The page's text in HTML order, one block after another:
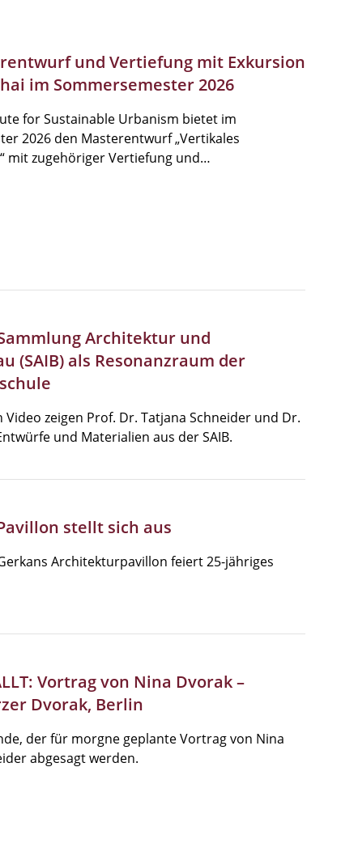
und Vertiefung mit Exkursion
im Sommersemester 2026
for Sustainable Urbanism bietet im
2026 den Masterentwurf „Vertikales
mit zugehöriger Vertiefung und…
Architektur und
(SAIB) als Resonanzraum der
Video zeigen Prof. Dr. Tatjana Schneider und Dr.
und Materialien aus der SAIB.
stellt sich aus
Architekturpavillon feiert 25-jähriges
Vortrag von Nina Dvorak –
Dvorak, Berlin
der für morgne geplante Vortrag von Nina
abgesagt werden.